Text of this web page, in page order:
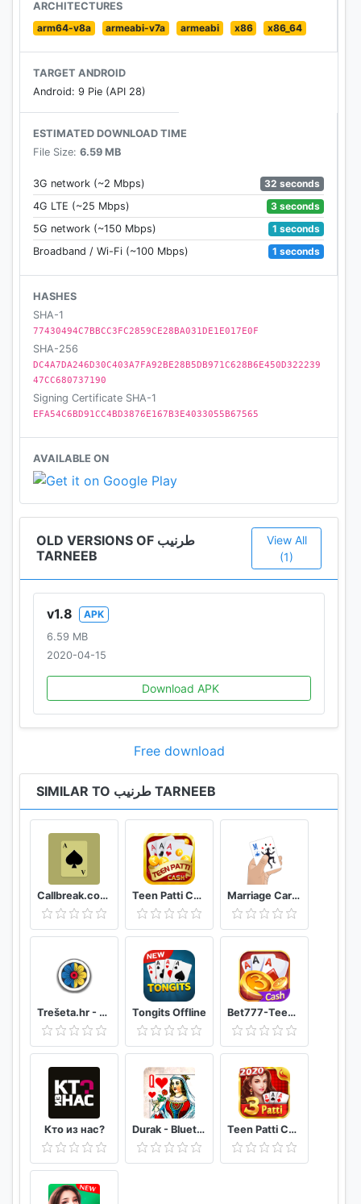
ثم نزولا بالترتيب من الـ 10 إلى الـ 2.
ARCHITECTURES
arm64-v8a
armeabi-v7a armeabi x86 x86_64
TARGET ANDROID
Android: 9 Pie (API 28)
ESTIMATED DOWNLOAD TIME
File Size: 6.59 MB
3G network (~2 Mbps)
32 seconds
4G LTE (~25 Mbps)
3 seconds
5G network (~150 Mbps)
1 seconds
Broadband / Wi-Fi (~100 Mbps)
1 seconds
HASHES
SHA-1
77430494C7BBCC3FC2859CE28BA031DE1E017E0F
SHA-256
DC4A7DA246D30C403A7FA92BE28B5DB971C628B6E450D322239
47CC680737190
Signing Certificate SHA-1
EFA54C6BD91CC4BD3876E167B3E4033055B67565
AVAILABLE ON
OLD VERSIONS OF طرنيب
TARNEEB
View All
(1)
v1.8
APK
6.59 MB
2020-04-15
Download APK
Free download
SIMILAR TO طرنيب TARNEEB
Callbreak.com - Card game Teen Patti Cash Marriage Card Game
Trešeta.hr - Trešeta i briškula online Tongits Offline Bet777-TeenPatti
Кто из нас? Durak - Bluetooth Teen Patti Comfun-Indian 3 Patti Card Game Online